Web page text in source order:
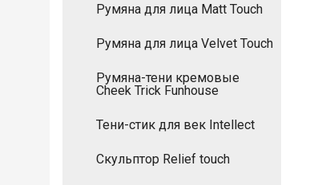
Румяна для лица Matt Touch
Румяна для лица Velvet Touch
Румяна-тени кремовые
Cheek Trick Funhouse
Тени-стик для век Intellect
Скульптор Relief touch